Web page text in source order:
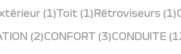
(1)Toit (1)Rétroviseurs (1)
(2)CONFORT (3)CONDUITE